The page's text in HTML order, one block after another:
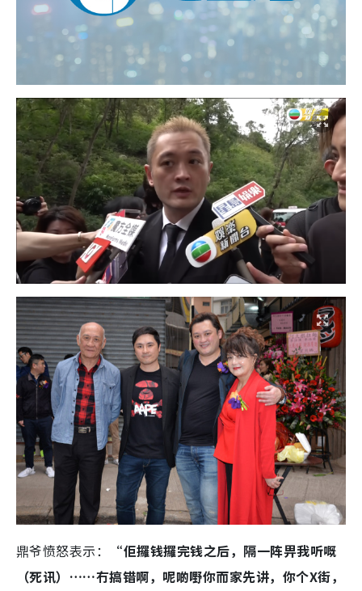
鼎爷愤怒表示：
“佢攞钱攞完钱之后，隔一阵畀我听嘅
（死讯）……冇搞错啊，呢啲嘢你而家先讲，你个X街，